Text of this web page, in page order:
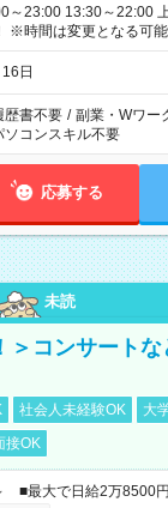
～22:00 上記の時間から好きな
※時間は変更となる可
日
歴書不要 / 副業・Wワー
ソコンスキル不要
応募する
未読
＞コンサート
社会人未経験OK
大
接OK
■最大で日給2万8500円